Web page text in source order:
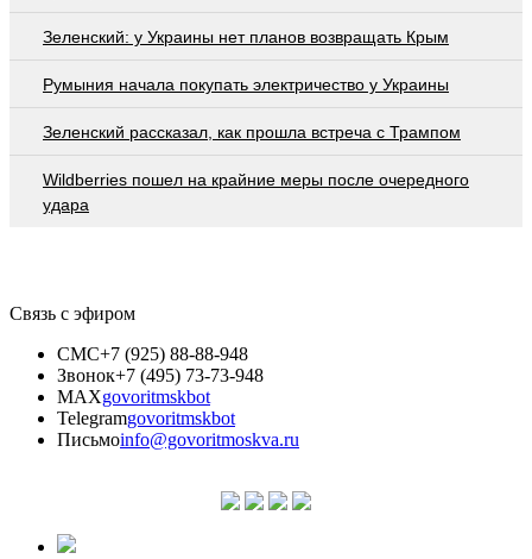
Зеленский: у Украины нет планов возвращать Крым
Румыния начала покупать электричество у Украины
Зеленский рассказал, как прошла встреча с Трампом
Wildberries пошел на крайние меры после очередного
удара
Связь с эфиром
СМС+7 (925) 88-88-948
Звонок+7 (495) 73-73-948
MAXgovoritmskbot
Telegramgovoritmskbot
Письмоinfo@govoritmoskva.ru